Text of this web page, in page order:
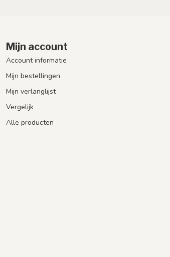
Mijn account
Account informatie
Mijn bestellingen
Mijn verlanglijst
Vergelijk
Alle producten